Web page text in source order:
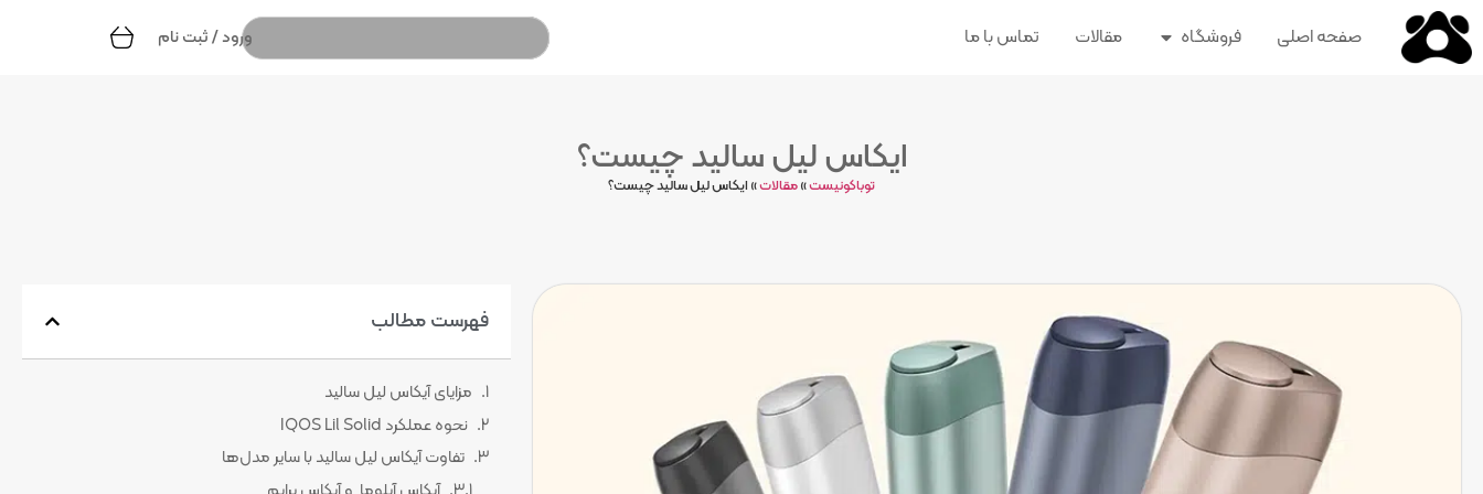
صفحه اصلی فروشگاه مقالات تماس با ما ورود / ثبت نام
ایکاس لیل سالید چیست؟
توباکونیست»مقالات» ایکاس لیل سالید چیست؟
فهرست مطالب
مزایای آیکاس لیل سالید
نحوه عملکرد IQOS Lil Solid
تفاوت آیکاس لیل سالید با سایر مدل‌ها